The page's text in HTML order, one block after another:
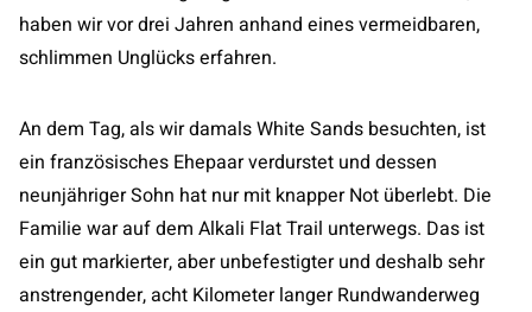
haben wir vor drei Jahren anhand eines vermeidbaren,
schlimmen Unglücks erfahren.
An dem Tag, als wir damals White Sands besuchten, ist
ein französisches Ehepaar verdurstet und dessen
neunjähriger Sohn hat nur mit knapper Not überlebt. Die
Familie war auf dem Alkali Flat Trail unterwegs. Das ist
ein gut markierter, aber unbefestigter und deshalb sehr
anstrengender, acht Kilometer langer Rundwanderweg